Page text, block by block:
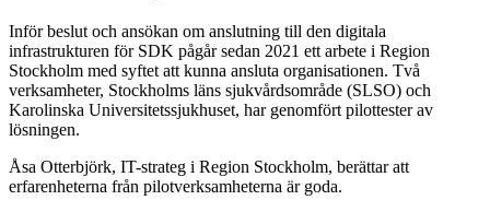
Inför beslut och ansökan om anslutning till den digitala
infrastrukturen för SDK pågår sedan 2021 ett arbete i Region
Stockholm med syftet att kunna ansluta organisationen. Två
verksamheter, Stockholms läns sjukvårdsområde (SLSO) och
Karolinska Universitetssjukhuset, har genomfört pilottester av
lösningen.
Åsa Otterbjörk, IT-strateg i Region Stockholm, berättar att
erfarenheterna från pilotverksamheterna är goda.